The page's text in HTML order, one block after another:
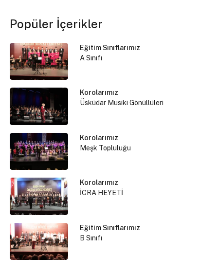
Popüler İçerikler
Eğitim Sınıflarımız
A Sınıfı
Korolarımız
Üsküdar Musiki Gönüllüleri
Korolarımız
Meşk Topluluğu
Korolarımız
İCRA HEYETİ
Eğitim Sınıflarımız
B Sınıfı